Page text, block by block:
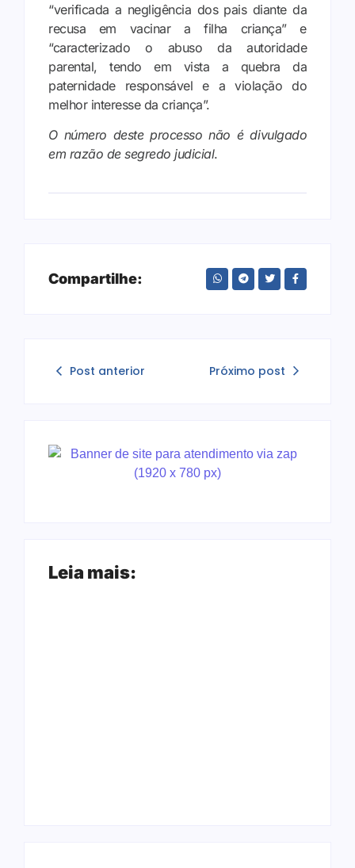
“verificada a negligência dos pais diante da
recusa em vacinar a filha criança” e
“caracterizado o abuso da autoridade
parental, tendo em vista a quebra da
paternidade responsável e a violação do
melhor interesse da criança”.
O número deste processo não é divulgado
em razão de segredo judicial.
Compartilhe:
Post anterior Próximo post
Leia mais: